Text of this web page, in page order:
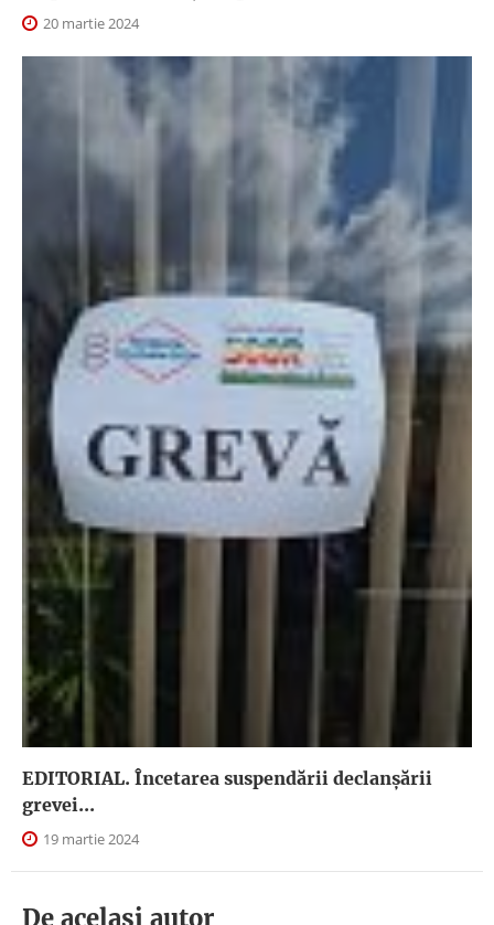
20 martie 2024
EDITORIAL. Încetarea suspendării declanşării
grevei...
19 martie 2024
De acelasi autor